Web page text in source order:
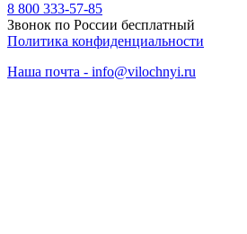
8 800 333-57-85
Звонок по России бесплатный
Политика конфиденциальности
Наша почта - info@vilochnyi.ru